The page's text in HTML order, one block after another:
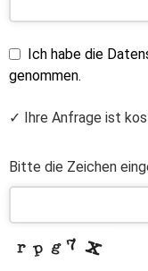
Ich habe die
genommen.
✓ Ihre Anfrage ist
Bitte die Zeichen